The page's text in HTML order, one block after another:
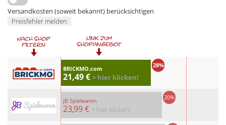
Versandkosten (soweit bekannt) berücksichtigen
Preisfehler melden
BRICKMO.com
21,49 €
28%
> hier klicken!
JB Spielwaren
23,99 €
20%
> hier klicken!